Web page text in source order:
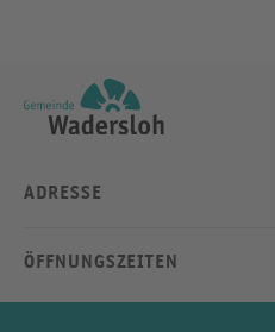
ADRESSE
ÖFFNUNGSZEITEN